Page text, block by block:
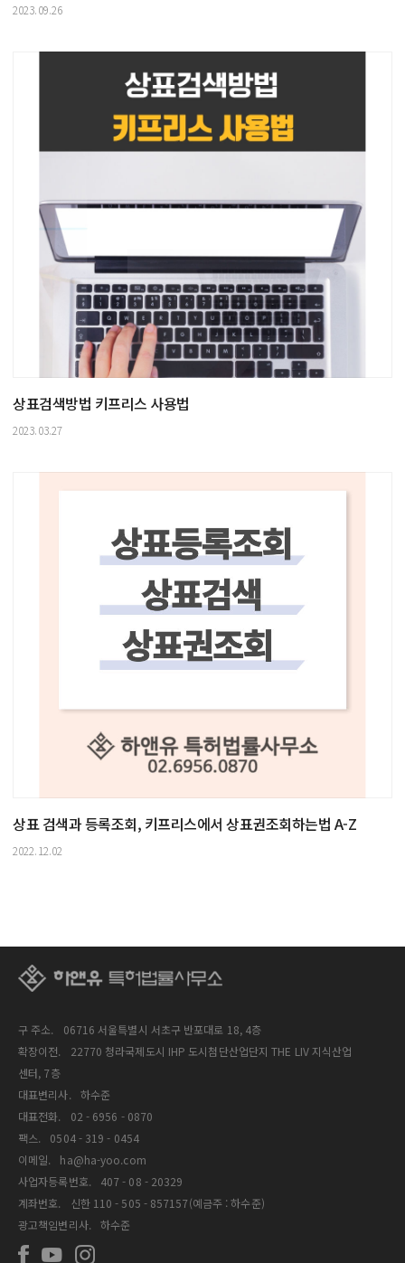
2023.09.26
상표검색방법 키프리스 사용법
2023.03.27
상표 검색과 등록조회, 키프리스에서 상표권조회하는법 A-Z
2022.12.02
구 주소.
06716 서울특별시 서초구 반포대로 18, 4층
확장이전.
22770 청라국제도시 IHP 도시첨단산업단지 THE LIV 지식산업
센터, 7층
대표변리사.
하수준
대표전화.
02 - 6956 - 0870
팩스.
0504 - 319 - 0454
이메일.
ha@ha-yoo.com
사업자등록번호.
407 - 08 - 20329
계좌번호.
신한 110 - 505 - 857157(예금주 : 하수준)
광고책임변리사.
하수준